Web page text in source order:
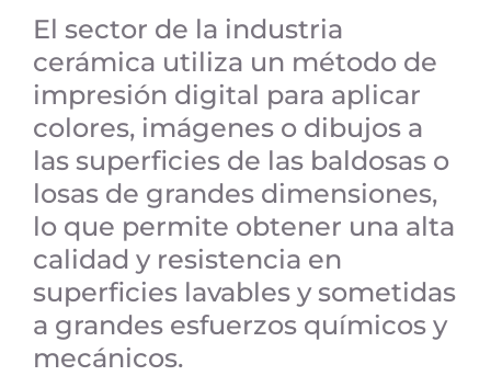
El sector de la industria
cerámica utiliza un método de
impresión digital para aplicar
colores, imágenes o dibujos a
las superficies de las baldosas o
losas de grandes dimensiones,
lo que permite obtener una alta
calidad y resistencia en
superficies lavables y sometidas
a grandes esfuerzos químicos y
mecánicos.